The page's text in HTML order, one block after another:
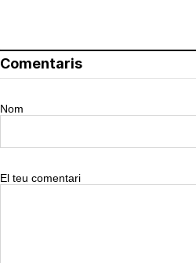
Comentaris
Nom
El teu comentari